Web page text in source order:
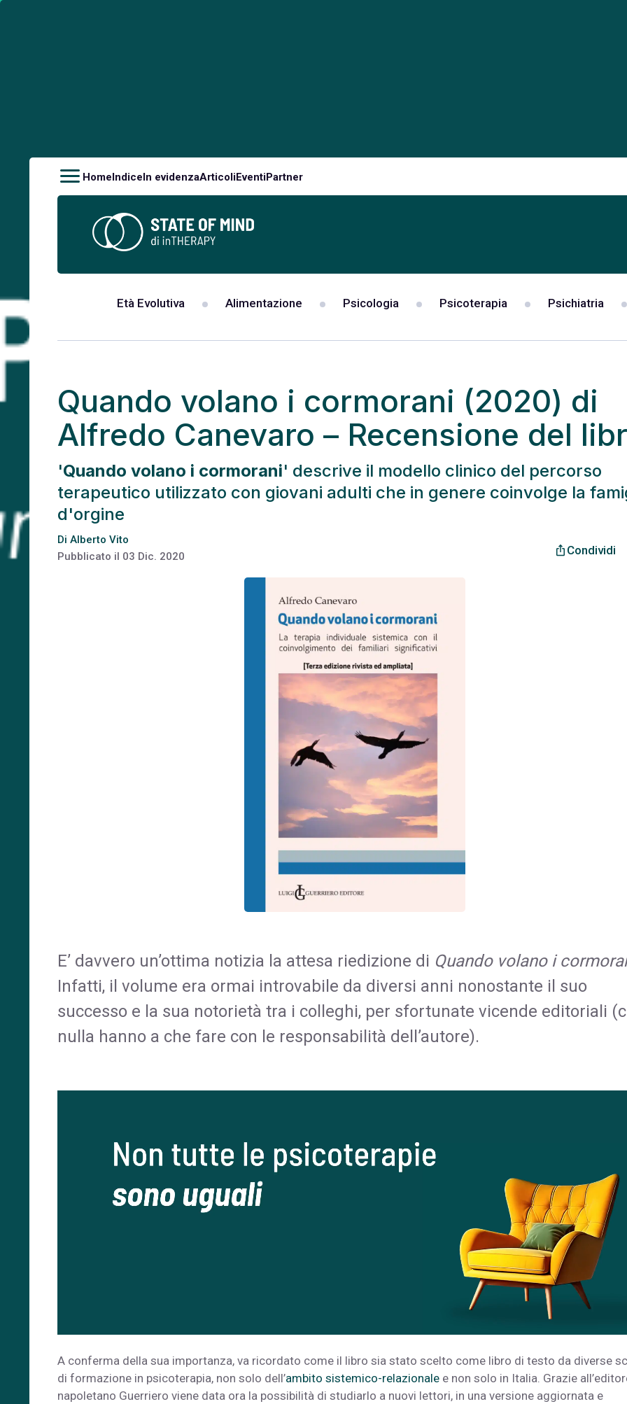
HomeIndiceIn evidenzaArticoliEventiPartner
Età Evolutiva Alimentazione Psicologia Psicoterapia Psichiatria
Quando volano i cormorani (2020) di
Alfredo Canevaro – Recensione del
'Quando volano i cormorani' descrive il modello clinico del percorso
terapeutico utilizzato con giovani adulti che in genere coinvolge la
d'orgine
Di Alberto Vito
Pubblicato il 03 Dic. 2020
ios_share Condividi
E’ davvero un’ottima notizia la attesa riedizione di Quando volano i
Infatti, il volume era ormai introvabile da diversi anni nonostante il suo
successo e la sua notorietà tra i colleghi, per sfortunate vicende editoriali
nulla hanno a che fare con le responsabilità dell’autore).
A conferma della sua importanza, va ricordato come il libro sia stato scelto come libro di testo da diverse
di formazione in psicoterapia, non solo dell’ambito sistemico-relazionale e non solo in Italia. Grazie
napoletano Guerriero viene data ora la possibilità di studiarlo a nuovi lettori, in una versione aggiornata e